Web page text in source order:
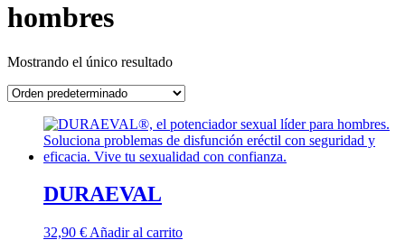
hombres
Mostrando el único resultado
DURAEVAL
32,90 € Añadir al carrito